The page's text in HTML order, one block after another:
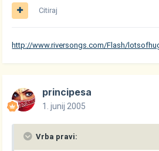
Citiraj
http://www.riversongs.com/Flash/
principesa
1. junij 2005
Vrba pravi: